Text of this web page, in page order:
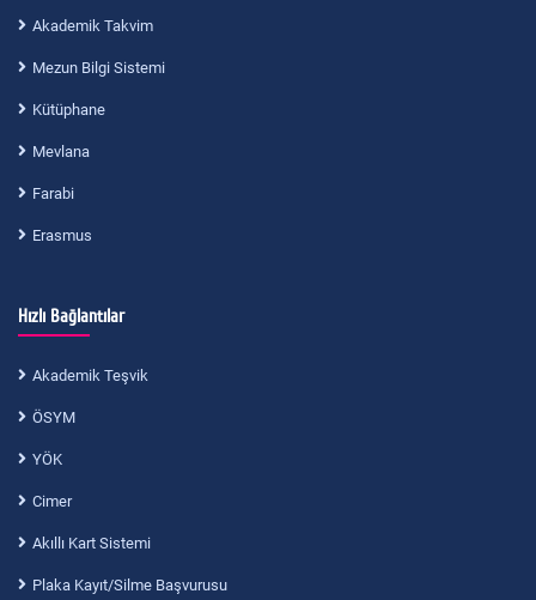
Akademik Takvim
Mezun Bilgi Sistemi
Kütüphane
Mevlana
Farabi
Erasmus
Hızlı Bağlantılar
Akademik Teşvik
ÖSYM
YÖK
Cimer
Akıllı Kart Sistemi
Plaka Kayıt/Silme Başvurusu